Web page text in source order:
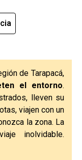
de Tarapacá,
el entorno.
lleven su
viajen con un
la zona. La
inolvidable.